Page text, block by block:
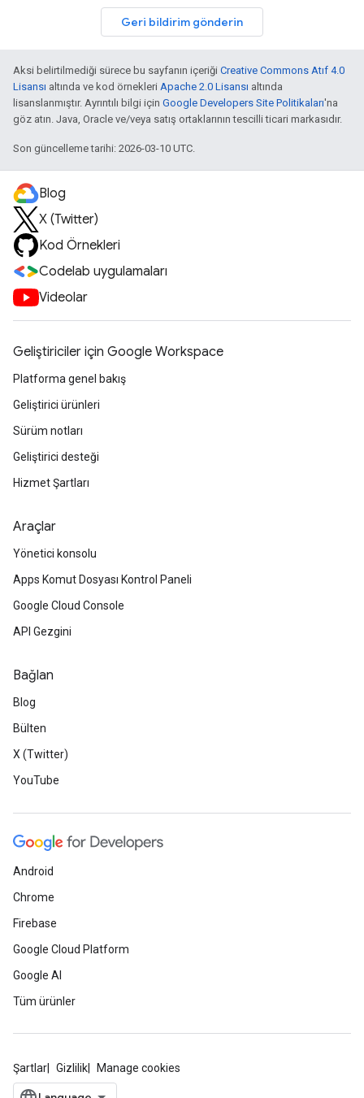
Geri bildirim gönderin
Aksi belirtilmediği sürece bu sayfanın içeriği Creative Commons Atıf 4.0
Lisansı altında ve kod örnekleri Apache 2.0 Lisansı altında
lisanslanmıştır. Ayrıntılı bilgi için Google Developers Site Politikaları'na
göz atın. Java, Oracle ve/veya satış ortaklarının tescilli ticari markasıdır.
Son güncelleme tarihi: 2026-03-10 UTC.
Blog
X (Twitter)
Kod Örnekleri
Codelab uygulamaları
Videolar
Geliştiriciler için Google Workspace
Platforma genel bakış
Geliştirici ürünleri
Sürüm notları
Geliştirici desteği
Hizmet Şartları
Araçlar
Yönetici konsolu
Apps Komut Dosyası Kontrol Paneli
Google Cloud Console
API Gezgini
Bağlan
Blog
Bülten
X (Twitter)
YouTube
Android
Chrome
Firebase
Google Cloud Platform
Google AI
Tüm ürünler
Şartlar Gizlilik Manage cookies